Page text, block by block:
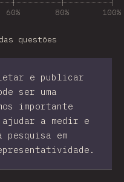
60% 80% 100%
questões
e publicar
ser uma
importante
ajudar a medir e
em